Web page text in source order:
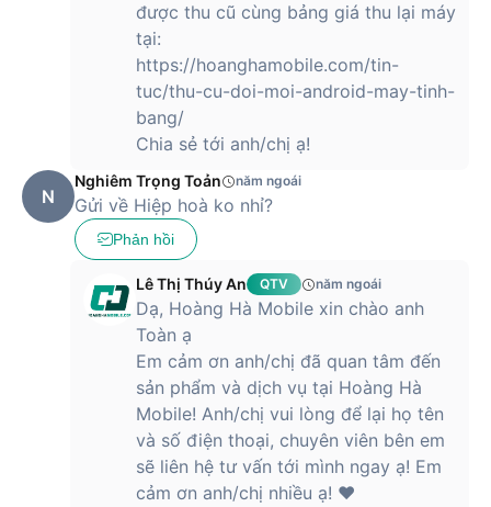
được thu cũ cùng bảng giá thu lại máy
tại:
https://hoanghamobile.com/tin-
tuc/thu-cu-doi-moi-android-may-tinh-
bang/
Chia sẻ tới anh/chị ạ!
N
Nghiêm Trọng Toản năm ngoái
Gửi về Hiệp hoà ko nhỉ?
Phản hồi
Lê Thị Thúy An QTV năm ngoái
Dạ, Hoàng Hà Mobile xin chào anh
Toàn ạ
Em cảm ơn anh/chị đã quan tâm đến
sản phẩm và dịch vụ tại Hoàng Hà
Mobile! Anh/chị vui lòng để lại họ tên
và số điện thoại, chuyên viên bên em
sẽ liên hệ tư vấn tới mình ngay ạ! Em
cảm ơn anh/chị nhiều ạ! ❤️